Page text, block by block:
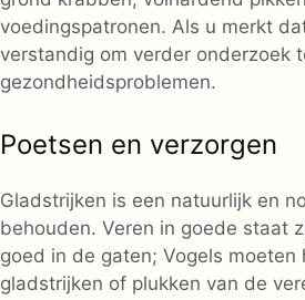
voedingspatronen. Als u merkt
verstandig om verder onderzoek
gezondheidsproblemen.
Poetsen en verzorgen
Gladstrijken is een natuurlijk en
behouden. Veren in goede staat
goed in de gaten; Vogels
gladstrijken of plukken van de